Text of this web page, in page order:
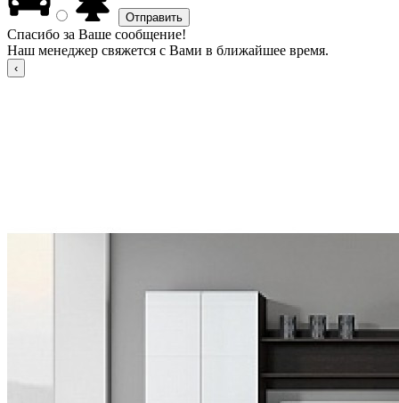
Спасибо за Ваше сообщение!
Наш менеджер свяжется с Вами в ближайшее время.